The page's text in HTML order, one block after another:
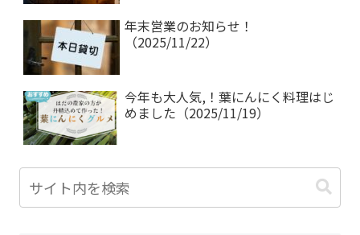
年末営業のお知らせ！
（2025/11/22）
今年も大人気,！葉にんにく料理はじ
めました（2025/11/19）